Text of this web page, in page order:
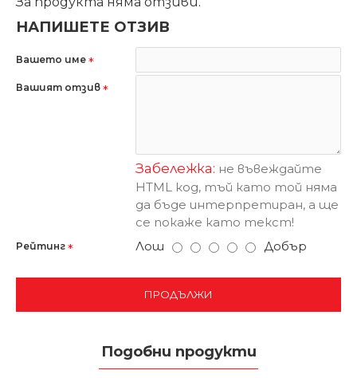
НАПИШЕТЕ ОТЗИВ
Вашето име
Вашият отзив
Забележка: не въвеждайте
HTML код, тъй като той няма
да бъде интерпретиран, а ще
се покаже като текст!
Рейтинг Лош Добър
ПРОДЪЛЖИ
Подобни продукти